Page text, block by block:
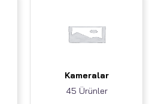
Kameralar
45 Ürünler